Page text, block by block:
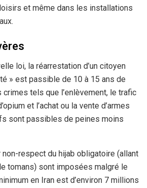
et même dans les installations
loi, la réarrestation d’un citoyen
» est passible de 10 à 15 ans de
tels que l’enlèvement, le trafic
et l’achat ou la vente d’armes
sont passibles de peines moins
respect du hijab obligatoire (allant
tomans) sont imposées malgré le
en Iran est d’environ 7 millions